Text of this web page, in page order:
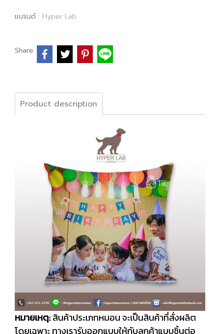
แบรนด์ : Hyper Lab
Share
Product description
หมายเหตุ:สินค้าประเภทหมอน จะเป็นสินค้าที่สั่งผลิต
โดยเฉพาะ ทางเรารับออกแบบให้กับลูกค้าแบบชิ้นต่อ